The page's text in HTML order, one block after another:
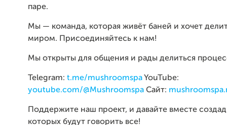
паре.
Мы — команда, которая живёт баней и хочет
миром. Присоединяйтесь к нам!
Мы открыты для общения и рады делиться
Telegram: t.me/mushroomspa YouTube:
youtube.com/@Mushroomspa Сайт:
Поддержите наш проект, и давайте вместе
которых будут говорить все!